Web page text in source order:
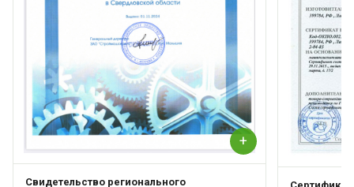
+
Свидетельство регионального
Сертификат